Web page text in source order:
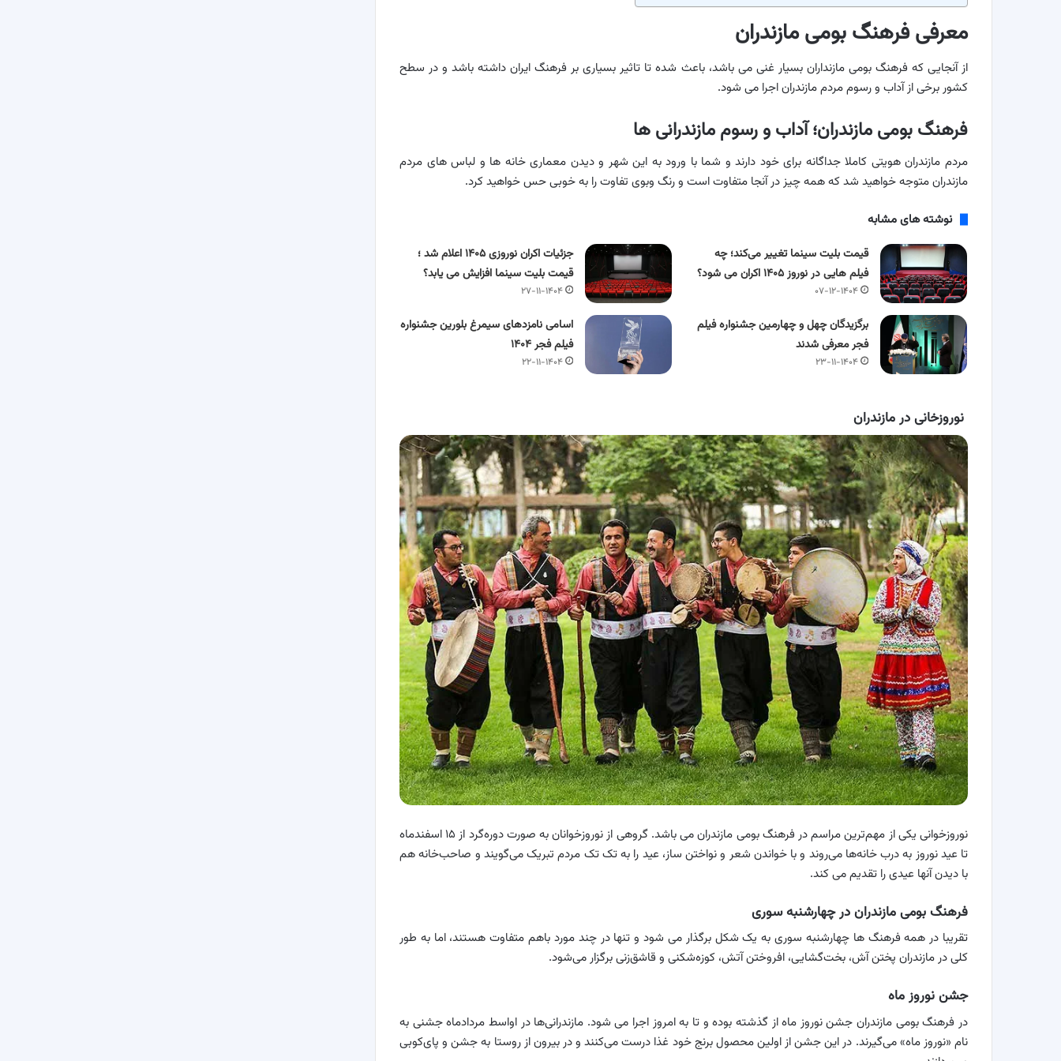
معرفی فرهنگ بومی مازندران
از آنجایی که فرهنگ بومی مازنداران بسیار غنی می باشد، باعث شده تا تاثیر بسیاری بر فرهنگ ایران داشته باشد و در سطح
کشور برخی از آداب و رسوم مردم مازندران اجرا می شود.
فرهنگ بومی مازندران؛ آداب و رسوم مازندرانی ها
مردم مازندران هویتی کاملا جداگانه برای خود دارند و شما با ورود به این شهر و دیدن معماری خانه ها و لباس های مردم
مازندران متوجه خواهید شد که همه چیز در آنجا متفاوت است و رنگ وبوی تفاوت را به خوبی حس خواهید کرد.
نوشته های مشابه
قیمت بلیت سینما تغییر می‌کند؛ چه
فیلم هایی در نوروز ۱۴۰۵ اکران می شود؟
۰۷-۱۲-۱۴۰۴
جزئیات اکران نوروزی ۱۴۰۵ اعلام شد ؛
قیمت بلیت سینما افزایش می یابد؟
۲۷-۱۱-۱۴۰۴
برگزیدگان چهل و چهارمین جشنواره فیلم
فجر معرفی شدند
۲۳-۱۱-۱۴۰۴
اسامی نامزدهای سیمرغ بلورین جشنواره
فیلم فجر ۱۴۰۴
۲۲-۱۱-۱۴۰۴
نوروزخانی در مازندران
نوروزخوانی یکی از مهم‌ترین مراسم‌ در فرهنگ بومی مازندران می باشد. گروهی از نوروزخوانان به صورت دوره‌گرد از ۱۵ اسفندماه
تا عید نوروز به درب خانه‌ها می‌روند و با خواندن شعر و نواختن ساز، عید را به تک تک مردم تبریک می‌گویند و صاحب‌خانه هم
با دیدن آنها عیدی را تقدیم می کند.
فرهنگ بومی مازندران در چهارشنبه سوری
تقریبا در همه فرهنگ ها چهارشنبه سوری به یک شکل برگذار می شود و تنها در چند مورد باهم متفاوت هستند، اما به طور
کلی در مازندران پختن آش، بخت‌گشایی، افروختن آتش، کوزه‌شکنی و قاشق‌زنی برگزار می‌شود.
جشن نوروز ماه
در فرهنگ بومی مازندران جشن نوروز ماه از گذشته بوده و تا به امروز اجرا می شود. مازندرانی‌ها در اواسط مردادماه جشنی به
نام «نوروز ماه» می‌گیرند. در این جشن از اولین محصول برنج خود غذا درست می‌کنند و در بیرون از روستا به جشن و پای‌کوبی